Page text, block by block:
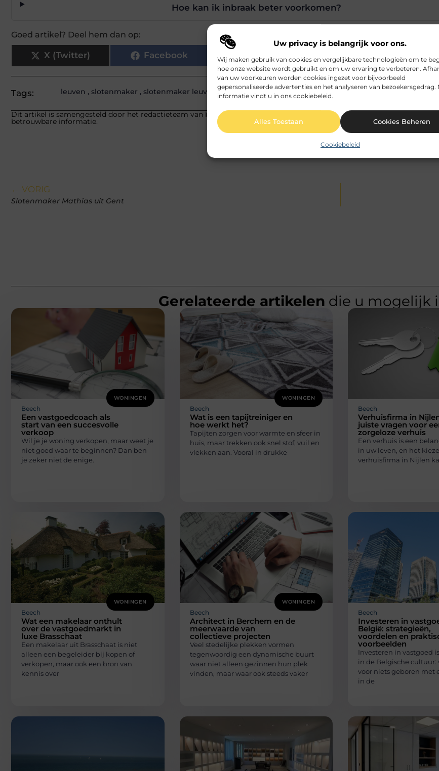
Uw privacy is belangrijk voor ons.
Wij maken gebruik van cookies en vergelijkbare technologieën om te
hoe onze website wordt gebruikt en om uw ervaring te verbeteren.
van uw voorkeuren worden cookies ingezet voor bijvoorbeeld
gepersonaliseerde advertenties en het analyseren van bezoekersgedrag.
informatie vindt u in ons cookiebeleid.
Alles Toestaan Cookies Beheren
Cookiebeleid
Hoe kan ik inbraak beter voorkomen?
Goed artikel? Deel hem dan op:
X (Twitter) Facebook Pinterest LinkedIn
Tags: leuven , slotenmaker , slotenmaker leuven
Dit artikel is samengesteld door het redactieteam van beech.be, dat zich richt op het zorgvuldig selecteren en
betrouwbare informatie.
← VORIG
Slotenmaker Mathias uit Gent
Gerelateerde artikelen die u mogelijk
WONINGEN
Beech
Een vastgoedcoach als
start van een succesvolle
verkoop
Wil je je woning verkopen, maar weet je
niet goed waar te beginnen? Dan ben
je zeker niet de enige.
WONINGEN
Beech
Wat is een tapijtreiniger en
hoe werkt het?
Tapijten zorgen voor warmte en sfeer in
huis, maar trekken ook snel stof, vuil en
vlekken aan. Vooral in drukke
Beech
Verhuisfirma in
juiste vragen voor
zorgeloze verhuis
Een verhuis is een
in uw leven, en het
verhuisfirma in Nijlen
WONINGEN
Beech
Wat een makelaar onthult
over de vastgoedmarkt in
luxe Brasschaat
Een makelaar uit Brasschaat is niet
alleen een begeleider bij kopen of
verkopen, maar ook een bron van
kennis over
WONINGEN
Beech
Architect in Berchem en de
meerwaarde van
collectieve projecten
Veel stedelijke plekken vormen
tegenwoordig een dynamische buurt
waar niet alleen gezinnen hun plek
vinden, maar waar ook steeds vaker
Beech
Investeren in
België: strategieën,
voordelen en
voorbeelden
Investeren in vastgoed
in de Belgische cultuur:
voor niets geboren met
in de